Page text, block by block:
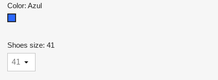
Color: Azul
Shoes size: 41